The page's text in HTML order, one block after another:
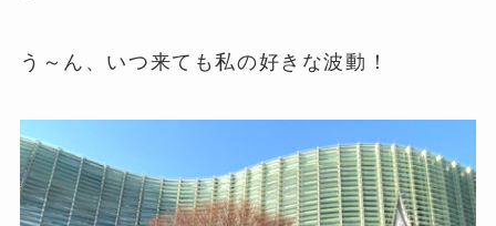
う～ん、いつ来ても私の好きな波動！